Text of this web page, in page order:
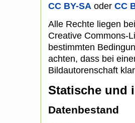
CC BY-SA oder CC
Alle Rechte liegen
Creative Commons-
bestimmten
achten, dass bei
Bildautorenschaft
Statische und
Datenbestand